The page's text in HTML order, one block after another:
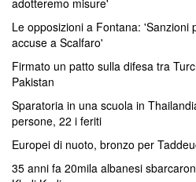
adotteremo misure'
Le opposizioni a Fontana: 'Sanzioni
accuse a Scalfaro'
Firmato un patto sulla difesa tra
Pakistan
Sparatoria in una scuola in
persone, 22 i feriti
Europei di nuoto, bronzo per
35 anni fa 20mila albanesi